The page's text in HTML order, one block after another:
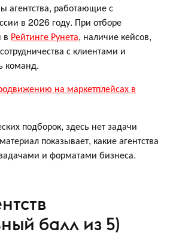
агентства, работающие с
в 2026 году. При отборе
в Рейтинге Рунета, наличие кейсов,
с клиентами и
команд.
на маркетплейсах в
подборок, здесь нет задачи
показывает, какие агентства
и форматами бизнеса.
балл из 5)